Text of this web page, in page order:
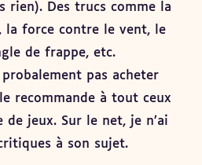
rien). Des trucs comme la
la force contre le vent, le
de frappe, etc.
pas acheter
recommande à tout ceux
jeux. Sur le net, je n’ai
à son sujet.